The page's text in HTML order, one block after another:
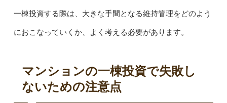
一棟投資する際は、大きな手間となる維持管理をどのよう
におこなっていくか、よく考える必要があります。
マンションの一棟投資で失敗し
ないための注意点